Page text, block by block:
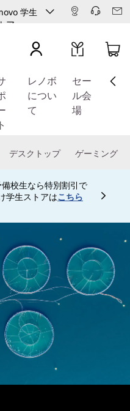
学生
ア
ト
レノボ
につい
て
セー
ル会
場
デスクトップ ゲーミング
校生なら特別割引で
学生ストアはこちら
displaying item 4 of